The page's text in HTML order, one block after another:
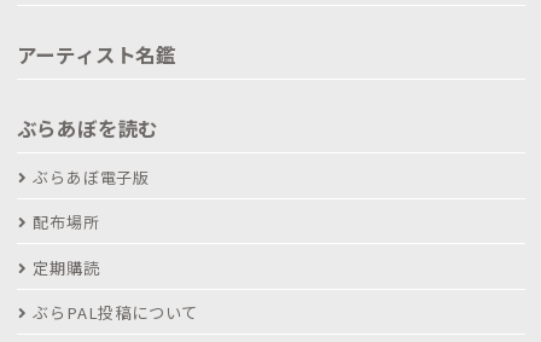
アーティスト名鑑
ぶらあぼを読む
ぶらあぼ電子版
配布場所
定期購読
ぶらPAL投稿について